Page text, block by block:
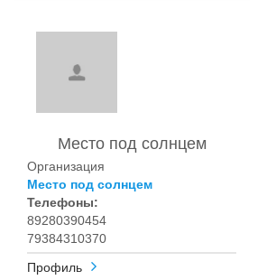
Место под солнцем
Организация
Место под солнцем
Телефоны:
89280390454
79384310370
Профиль